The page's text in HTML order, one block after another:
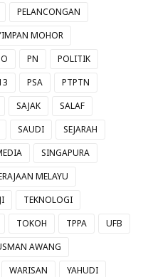
PELANCONGAN
MOHOR
PN
POLITIK
PSA
PTPTN
SAJAK
SALAF
SAUDI
SEJARAH
SINGAPURA
MELAYU
TEKNOLOGI
TOKOH TPPA
UFB
AWANG
WARISAN
YAHUDI